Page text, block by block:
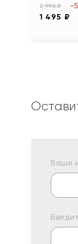
2 990 ₽
1 495 ₽
-
Ваше